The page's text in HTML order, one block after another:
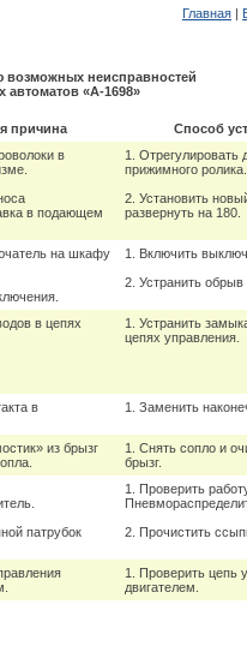
Главная |
возможных неисправностей
автоматов «А-1698»
причина
Способ
в
в подающем
1. Отрегулировать
прижимного ролика.
2. Установить
развернуть на 180.
на шкафу
1. Включить
2. Устранить обрыв
в цепях
1. Устранить
цепях управления.
в
1. Заменить
из брызг
1. Снять сопло и
брызг.
патрубок
1. Проверить
2. Прочистить
1. Проверить цепь
двигателем.